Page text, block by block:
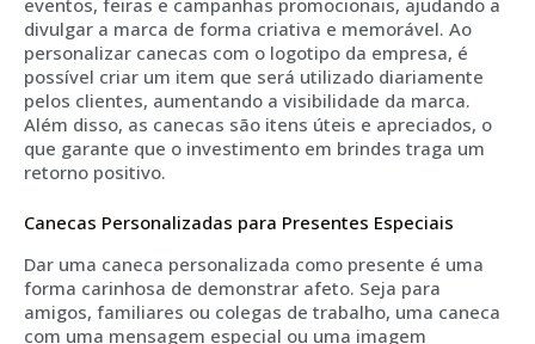
divulgar a marca de forma criativa e memorável. Ao
personalizar canecas com o logotipo da empresa, é
possível criar um item que será utilizado diariamente
pelos clientes, aumentando a visibilidade da marca.
Além disso, as canecas são itens úteis e apreciados, o
que garante que o investimento em brindes traga um
retorno positivo.
Canecas Personalizadas para Presentes Especiais
Dar uma caneca personalizada como presente é uma
forma carinhosa de demonstrar afeto. Seja para
amigos, familiares ou colegas de trabalho, uma caneca
com uma mensagem especial ou uma imagem